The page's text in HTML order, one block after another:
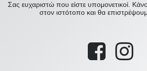
Σας ευχαριστώ που είστε υπομονετικοί.
στον ιστότοπο και θα